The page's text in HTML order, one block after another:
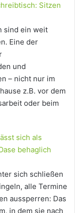
Sitzen
sind ein weit
Eine der
und
– nicht nur im
z.B. vor dem
oder beim
sich als
behaglich
sich schließen
alle Termine
aussperren: Das
in dem sie nach